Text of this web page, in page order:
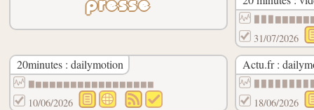
presse
31/07/2026
20minutes : dailymotion
▇▆▆▆▆▆▆▆▆▆▆▆▆▆▆▆▆▆
10/06/2026
Actu.fr :
18/06/2026